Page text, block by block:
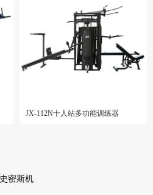
JX-112N十人站多功能训练器
史密斯机